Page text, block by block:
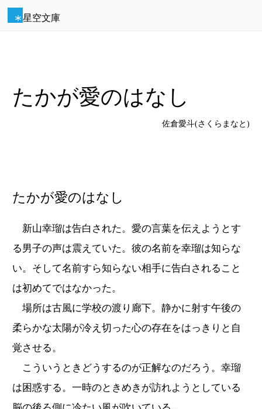
星空文庫
たかが愛のはなし
佐倉愛斗(さくらまなと)
たかが愛のはなし
新山幸瑠は告白された。愛の言葉を伝えようとす
る男子の声は震えていた。彼の名前を幸瑠は知らな
い。そして名前すら知らない相手に告白されること
は初めてではなかった。
場所は古風に学校の渡り廊下。静かに射す午後の
柔らかな太陽が冷え切った心の存在をはっきりと自
覚させる。
こういうときどうするのが正解なのだろう。幸瑠
は困惑する。一時のときめきが訪れようとしている